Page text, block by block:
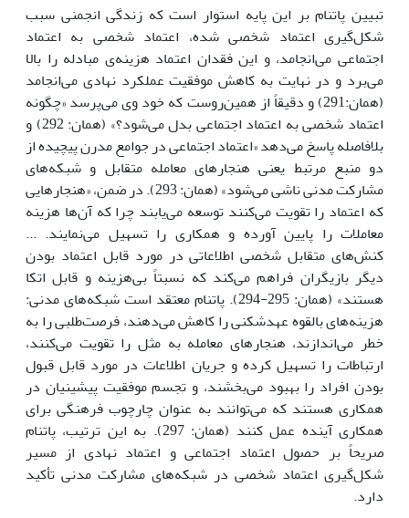
تبیین پاتنام بر این پایه استوار است که زندگی انجمنی سبب
شکل‌گیری اعتماد شخصی شده، اعتماد شخصی به اعتماد
اجتماعی می‌انجامد، و این فقدان اعتماد هزینه‌ی مبادله را بالا
می‌برد و در نهایت به کاهش موفقیت عملکرد نهادی می‌انجامد
(همان:291) و دقیقاً از همین‌روست که خود وی می‌پرسد «چگونه
اعتماد شخصی به اعتماد اجتماعی بدل می‌شود؟» (همان: 292) و
بلافاصله پاسخ می‌دهد «اعتماد اجتماعی در جوامع مدرن پیچیده از
دو منبع مرتبط یعنی هنجارهای معامله متقابل و شبکه‌های
مشارکت مدنی ناشی می‌شود» (همان: 293). در ضمن، «هنجارهایی
که اعتماد را تقویت می‌کنند توسعه می‌یابند چرا که آن‌ها هزینه
معاملات را پایین آورده و همکاری را تسهیل می‌نمایند. ...
کنش‌های متقابل شخصی اطلاعاتی در مورد قابل اعتماد بودن
دیگر بازیگران فراهم می‌کند که نسبتاً بی‌هزینه و قابل اتکا
هستند» (همان: 295-294). پاتنام معتقد است شبکه‌های مدنی:
هزینه‌های بالقوه عهدشکنی را کاهش می‌دهند، فرصت‌طلبی را به
خطر می‌اندازند، هنجارهای معامله به مثل را تقویت می‌کنند،
ارتباطات را تسهیل کرده و جریان اطلاعات در مورد قابل قبول
بودن افراد را بهبود می‌بخشند، و تجسم موفقیت پیشینیان در
همکاری هستند که می‌توانند به عنوان چارچوب فرهنگی برای
همکاری آینده عمل کنند (همان: 297). به این ترتیب، پاتنام
صریحاً بر حصول اعتماد اجتماعی و اعتماد نهادی از مسیر
شکل‌گیری اعتماد شخصی در شبکه‌های مشارکت مدنی تأکید
دارد.